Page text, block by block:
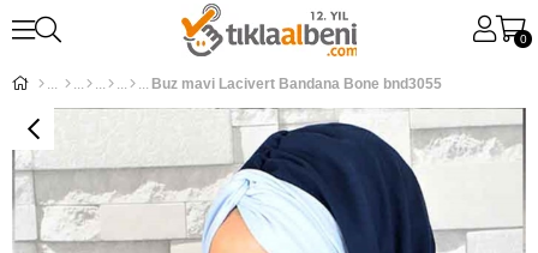
0
Buz mavi Lacivert Bandana Bone bnd3055